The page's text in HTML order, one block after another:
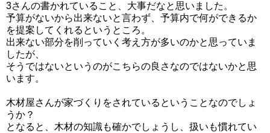
3さんの書かれていること、大事だなと思いました。
予算がないから出来ないと言わず、予算内で何ができるか
を提案してくれるというところ。
出来ない部分を削っていく考え方が多いのかと思っていま
したが、
そうではないというのがこちらの良さなのではないかと思
います。
木材屋さんが家づくりをされているということなのでしょ
うか？
となると、木材の知識も確かでしょうし、扱いも慣れてい